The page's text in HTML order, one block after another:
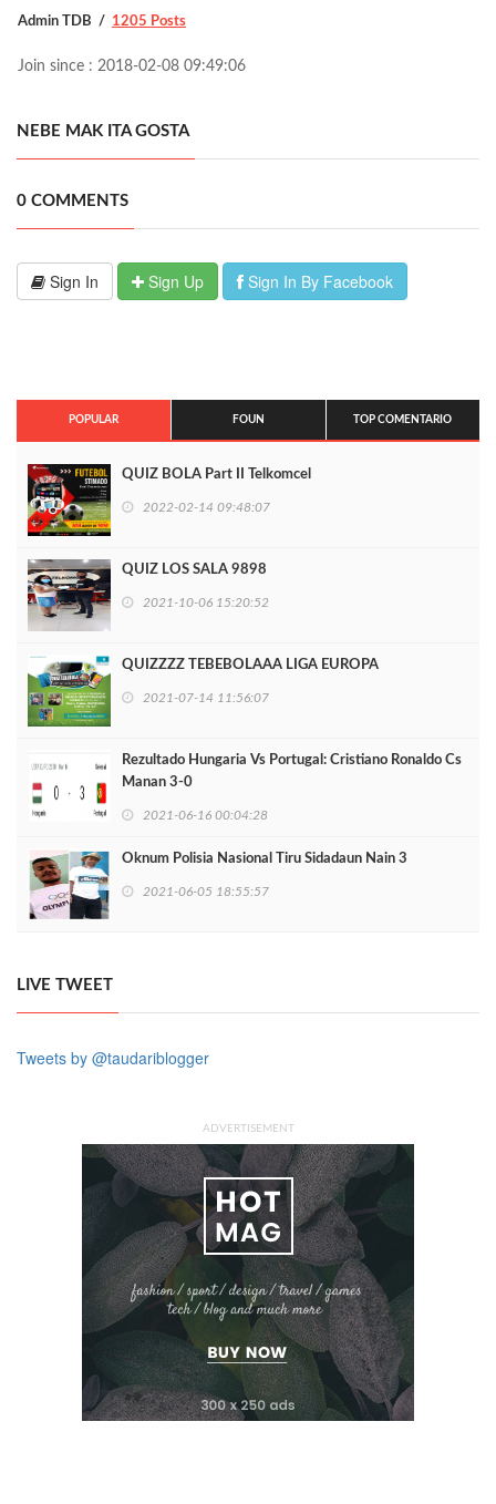
Admin TDB 1205 Posts
Join since : 2018-02-08 09:49:06
NEBE MAK ITA GOSTA
0 COMMENTS
Sign In Sign Up Sign In By Facebook
POPULAR FOUN TOP COMENTARIO
QUIZ BOLA Part II Telkomcel
2022-02-14 09:48:07
QUIZ LOS SALA 9898
2021-10-06 15:20:52
QUIZZZZ TEBEBOLAAA LIGA EUROPA
2021-07-14 11:56:07
Rezultado Hungaria Vs Portugal: Cristiano Ronaldo Cs
Manan 3-0
2021-06-16 00:04:28
Oknum Polisia Nasional Tiru Sidadaun Nain 3
2021-06-05 18:55:57
LIVE TWEET
Tweets by @taudariblogger
ADVERTISEMENT